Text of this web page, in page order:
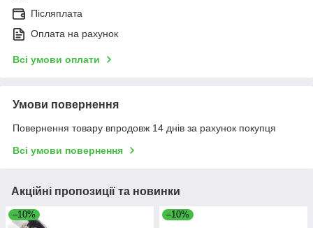
Післяплата
Оплата на рахунок
Всі умови оплати
Умови повернення
Повернення товару впродовж 14 днів за рахунок покупця
Всі умови повернення
Акційні пропозиції та новинки
–10% –10%